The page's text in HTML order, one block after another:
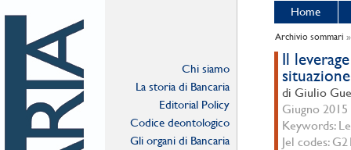
Chi siamo
La storia di Bancaria
Editorial Policy
Codice deontologico
Gli organi di Bancaria
Home
Archivio sommari
Il
di Giulio
Giugno 2015
Keywords:
Jel codes: